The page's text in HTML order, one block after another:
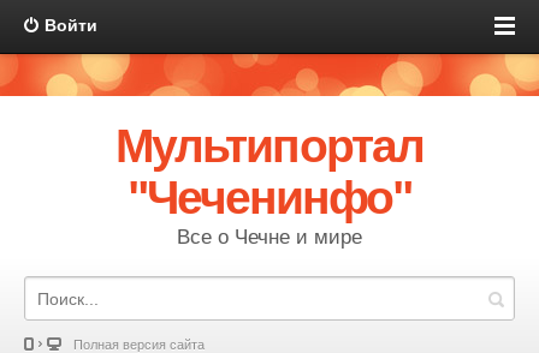
Войти
Мультипортал
"Чеченинфо"
Все о Чечне и мире
Полная версия сайта